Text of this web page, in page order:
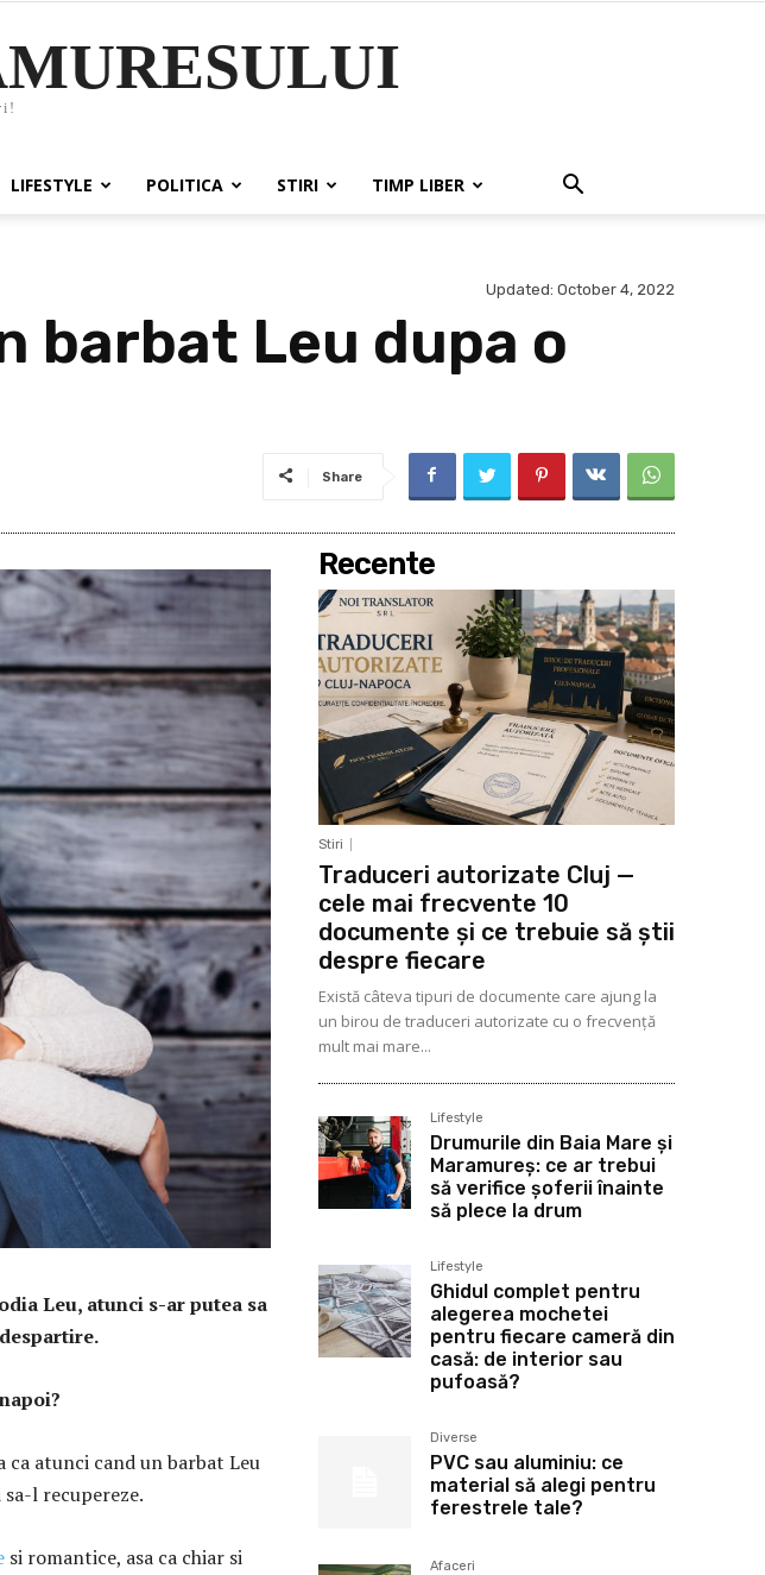
LIFESTYLE POLITICA STIRI TIMP LIBER
Updated: October 4, 2022
barbat Leu dupa o
Share
Leu, atunci s-ar putea sa
ca atunci cand un barbat Leu
l recupereze.
si romantice, asa ca chiar si
Recente
Stiri
Traduceri autorizate Cluj —
cele mai frecvente 10
documente și ce trebuie să știi
despre fiecare
Există câteva tipuri de documente care ajung la
un birou de traduceri autorizate cu o frecvență
mult mai mare...
Lifestyle
Drumurile din Baia Mare și
Maramureș: ce ar trebui
să verifice șoferii înainte
să plece la drum
Lifestyle
Ghidul complet pentru
alegerea mochetei
pentru fiecare cameră din
casă: de interior sau
pufoasă?
Diverse
PVC sau aluminiu: ce
material să alegi pentru
ferestrele tale?
Afaceri